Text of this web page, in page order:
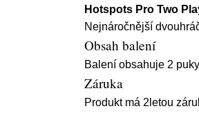
Hotspots Pro Two
Nejnáročnější
Obsah balení
Balení obsahuje 2
Záruka
Produkt má 2letou